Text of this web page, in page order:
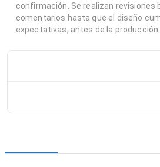
confirmación. Se realizan revisiones
comentarios hasta que el diseño
expectativas, antes de la producción.